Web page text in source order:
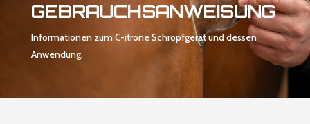
GEBRAUCHS­ANWEISUNG
Informationen zum C-itrone Schröpfgerät und dessen
Anwendung.